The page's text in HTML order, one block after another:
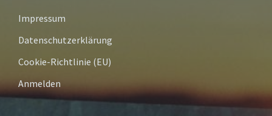
Impressum
Datenschutzerklärung
Cookie-Richtlinie (EU)
Anmelden